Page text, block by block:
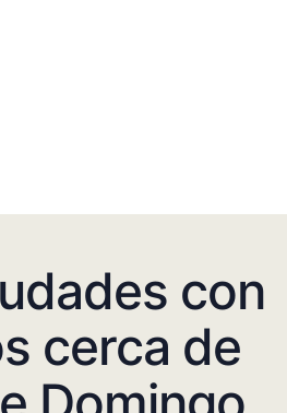
con
cerca de